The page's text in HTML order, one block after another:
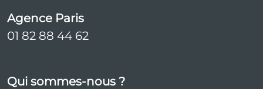
Agence Paris
01 82 88 44 62
Qui sommes-nous ?